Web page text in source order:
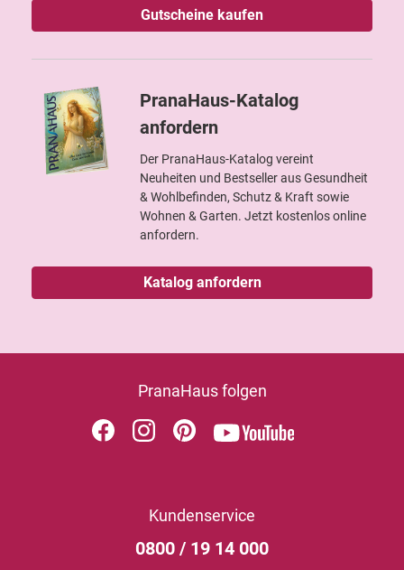
Gutscheine kaufen
PranaHaus-Katalog
anfordern
Der PranaHaus-Katalog vereint
Neuheiten und Bestseller aus Gesundheit
& Wohlbefinden, Schutz & Kraft sowie
Wohnen & Garten. Jetzt kostenlos online
anfordern.
Katalog anfordern
PranaHaus folgen
Kundenservice
0800 / 19 14 000